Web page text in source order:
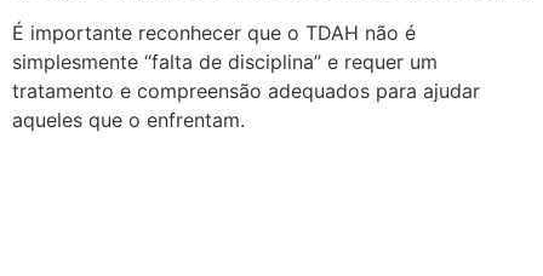
É importante reconhecer que o TDAH não é
simplesmente “falta de disciplina” e requer um
tratamento e compreensão adequados para ajudar
aqueles que o enfrentam.